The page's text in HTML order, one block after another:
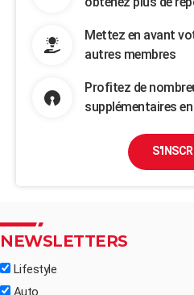
Mettez en avant
autres membres
Profitez de
supplémentaires
NEWSLETTERS
Lifestyle
Auto